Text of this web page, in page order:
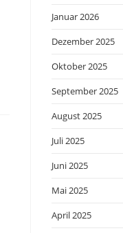
Januar 2026
Dezember 2025
Oktober 2025
September 2025
August 2025
Juli 2025
Juni 2025
Mai 2025
April 2025